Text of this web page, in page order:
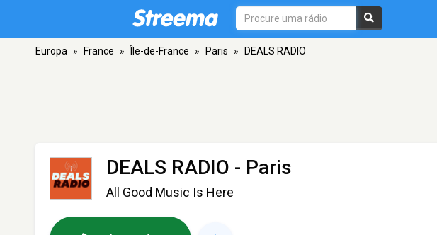
Europa » France » Île-de-France » Paris » DEALS RADIO
DEALS RADIO - Paris
All Good Music Is Here